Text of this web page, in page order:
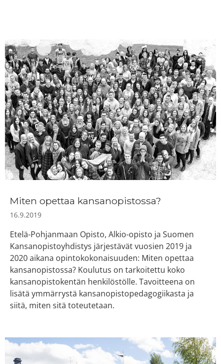
Miten opettaa kansanopistossa?
16.9.2019
Etelä-Pohjanmaan Opisto, Alkio-opisto ja Suomen
Kansanopistoyhdistys järjestävät vuosien 2019 ja
2020 aikana opintokokonaisuuden: Miten opettaa
kansanopistossa? Koulutus on tarkoitettu koko
kansanopistokentän henkilöstölle. Tavoitteena on
lisätä ymmärrystä kansanopistopedagogiikasta ja
siitä, miten sitä toteutetaan.